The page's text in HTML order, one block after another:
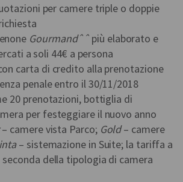
per camere triple o doppie
Gourmandˆˆ più elaborato e
a soli 44€ a persona
carta di credito alla prenotazione
penale entro il 30/11/2018
20 prenotazioni, bottiglia di
per festeggiare il nuovo anno
– camere vista Parco; Gold– camere
– sistemazione in Suite; la tariffa a
seconda della tipologia di camera